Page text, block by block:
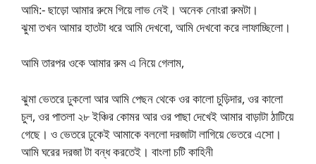
আমি:- ছাড়ো আমার রুমে গিয়ে লাভ নেই। অনেক নোংরা রুমটা।
ঝুমা তখন আমার হাতটা ধরে আমি দেখবো, আমি দেখবো করে লাফাচ্ছিলো।
আমি তারপর ওকে আমার রুম এ নিয়ে গেলাম,
ঝুমা ভেতরে ঢুকলো আর আমি পেছন থেকে ওর কালো চুড়িদার, ওর কালো
চুল, ওর পাতলা ২৮ ইঞ্চির কোমর আর ওর পাছা দেখেই আমার বাড়াটা ঠাটিয়ে
গেছে। ও ভেতরে ঢুকেই আমাকে বললো দরজাটা লাগিয়ে ভেতরে এসো।
আমি ঘরের দরজা টা বন্ধ করতেই। বাংলা চটি কাহিনী